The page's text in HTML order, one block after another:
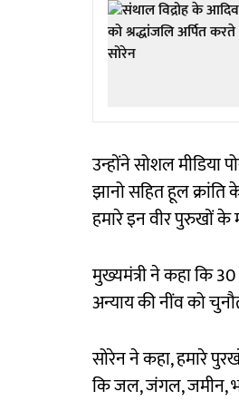
उन्होंने सोशल मीडिया
झानो सहित हूल
हमारे इन वीर पुरुखों के
मुख्यमंत्री ने कहा कि
अन्याय की नींव को
सोरेन ने कहा, हमारे
कि जल, जंगल, जमीन,